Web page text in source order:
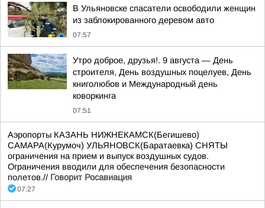
В Ульяновске спасатели освободили женщин
из заблокированного деревом авто
07:57
Утро доброе, друзья!. 9 августа — День
строителя, День воздушных поцелуев, День
книголюбов и Международный день
коворкинга
07:51
Аэропорты КАЗАНЬ НИЖНЕКАМСК(Бегишево)
САМАРА(Курумоч) УЛЬЯНОВСК(Баратаевка) СНЯТЫ
ограничения на прием и выпуск воздушных судов.
Ограничения вводили для обеспечения безопасности
полетов.// Говорит Росавиация
07:27